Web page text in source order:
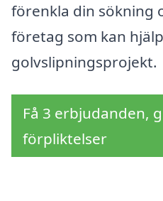
förenkla din sökning
företag som kan
golvslipningsprojekt.
Få 3 erbjudanden,
förpliktelser